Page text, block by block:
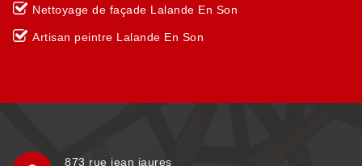
Nettoyage de façade Lalande En Son
Artisan peintre Lalande En Son
873 rue jean jaures